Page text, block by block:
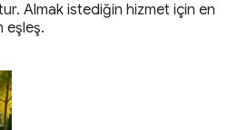
Almak istediğin hizmet için en
eşleş.